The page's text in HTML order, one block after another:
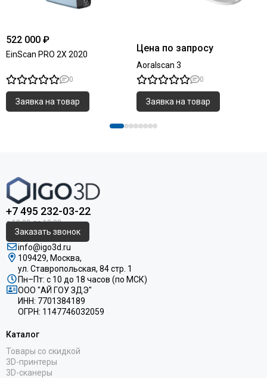
522 000 ₽
EinScan PRO 2X 2020
0
Заявка на товар
Цена по запросу
Aoralscan 3
0
Заявка на товар
+7 495 232-03-22
Заказать звонок
info@igo3d.ru
109429, Москва,
ул. Ставропольская, 84 стр. 1
Пн–Пт: с 10 до 18 часов (по МСК)
ООО "АЙ ГОУ ЗДЭ"
ИНН: 7701384189
ОГРН: 1147746032059
Каталог
Товары со скидкой
3D-принтеры
3D-сканеры